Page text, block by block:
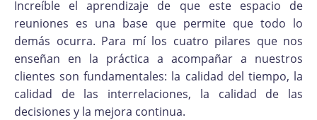
Increíble el aprendizaje de que este espacio de
reuniones es una base que permite que todo lo
demás ocurra. Para mí los cuatro pilares que nos
enseñan en la práctica a acompañar a nuestros
clientes son fundamentales: la calidad del tiempo, la
calidad de las interrelaciones, la calidad de las
decisiones y la mejora continua.